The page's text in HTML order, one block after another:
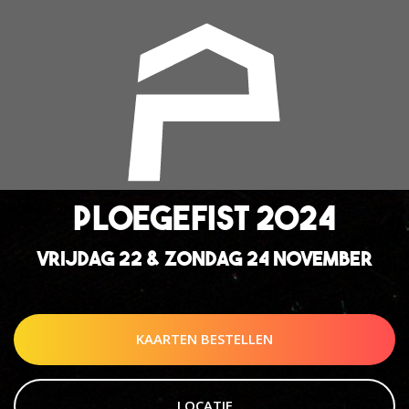
PLOEGEFIST 2024
VRIJDAG 22 & ZONDAG 24 NOVEMBER
KAARTEN BESTELLEN
LOCATIE